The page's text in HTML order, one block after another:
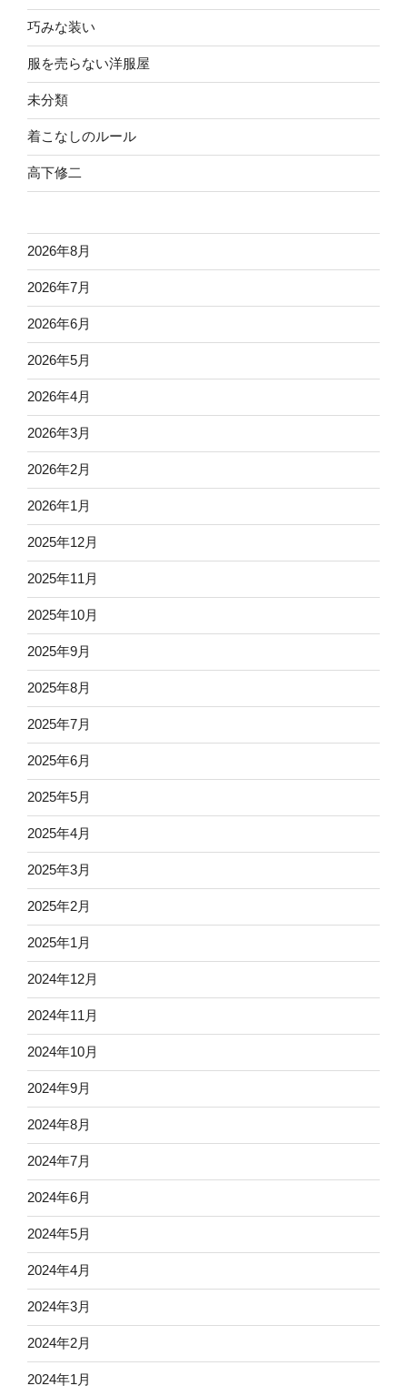
巧みな装い
服を売らない洋服屋
未分類
着こなしのルール
高下修二
2026年8月
2026年7月
2026年6月
2026年5月
2026年4月
2026年3月
2026年2月
2026年1月
2025年12月
2025年11月
2025年10月
2025年9月
2025年8月
2025年7月
2025年6月
2025年5月
2025年4月
2025年3月
2025年2月
2025年1月
2024年12月
2024年11月
2024年10月
2024年9月
2024年8月
2024年7月
2024年6月
2024年5月
2024年4月
2024年3月
2024年2月
2024年1月